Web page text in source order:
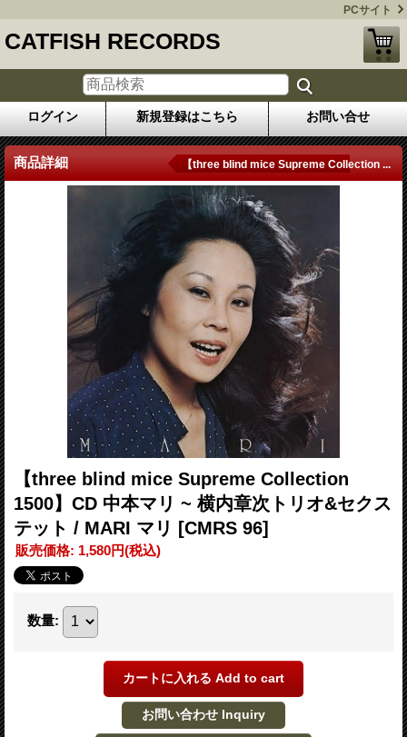
PCサイト
CATFISH RECORDS
ログイン 新規登録はこちら お問い合せ
商品詳細 【three blind mice Supreme Collection ...
【three blind mice Supreme Collection
1500】CD 中本マリ ~ 横内章次トリオ&セクス
テット / MARI マリ [CMRS 96]
販売価格: 1,580円(税込)
数量: